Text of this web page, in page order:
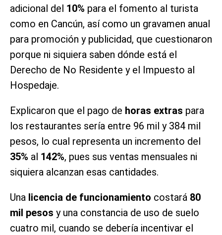
adicional del 10% para el fomento al turista
como en Cancún, así como un gravamen anual
para promoción y publicidad, que cuestionaron
porque ni siquiera saben dónde está el
Derecho de No Residente y el Impuesto al
Hospedaje.
Explicaron que el pago de horas extras para
los restaurantes sería entre 96 mil y 384 mil
pesos, lo cual representa un incremento del
35% al 142%, pues sus ventas mensuales ni
siquiera alcanzan esas cantidades.
Una licencia de funcionamiento costará 80
mil pesos y una constancia de uso de suelo
cuatro mil, cuando se debería incentivar el